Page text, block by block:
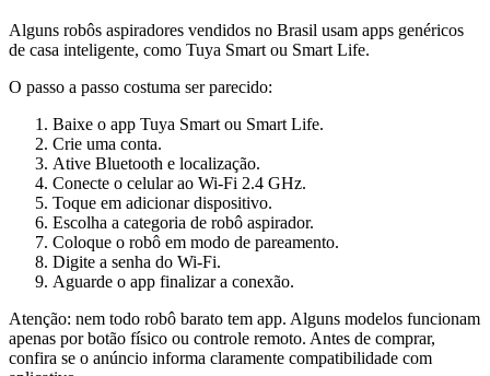
Alguns robôs aspiradores vendidos no Brasil usam apps genéricos
de casa inteligente, como Tuya Smart ou Smart Life.
O passo a passo costuma ser parecido:
Baixe o app Tuya Smart ou Smart Life.
Crie uma conta.
Ative Bluetooth e localização.
Conecte o celular ao Wi-Fi 2.4 GHz.
Toque em adicionar dispositivo.
Escolha a categoria de robô aspirador.
Coloque o robô em modo de pareamento.
Digite a senha do Wi-Fi.
Aguarde o app finalizar a conexão.
Atenção: nem todo robô barato tem app. Alguns modelos funcionam
apenas por botão físico ou controle remoto. Antes de comprar,
confira se o anúncio informa claramente compatibilidade com